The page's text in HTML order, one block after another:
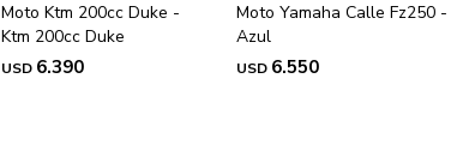
Moto Ktm 200cc Duke -
Ktm 200cc Duke
USD 6.390
Moto Yamaha Calle Fz250 -
Azul
USD 6.550